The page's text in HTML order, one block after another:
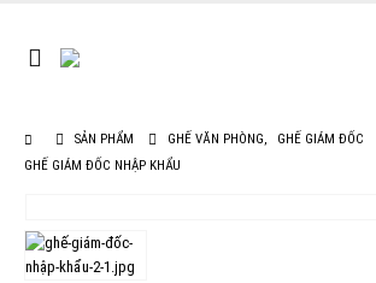
SẢN PHẨM GHẾ VĂN PHÒNG,
GHẾ GIÁM ĐỐC
GHẾ GIÁM ĐỐC NHẬP KHẨU